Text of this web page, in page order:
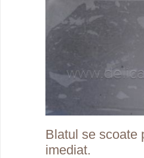
Blatul se scoate
imediat.